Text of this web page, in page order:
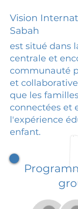
Vision
Sabah
est situé dans
centrale et
communauté
et
que les
connectées et
l'expérience
enfant.